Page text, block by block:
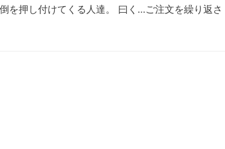
を押し付けてくる人達。 曰く…ご注文を繰り返さ